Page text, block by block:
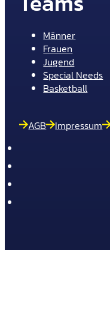
Männer
Frauen
Jugend
Special Needs
Basketball
AGB Impressum